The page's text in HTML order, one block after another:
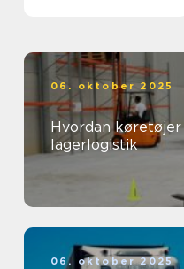
06. oktober 2025
Hvordan
lagerlogistik
06. oktober 2025